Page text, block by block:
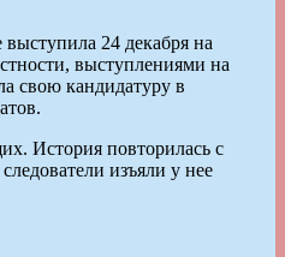
24 декабря на
выступлениями на
свою кандидатуру в
История повторилась с
изъяли у нее